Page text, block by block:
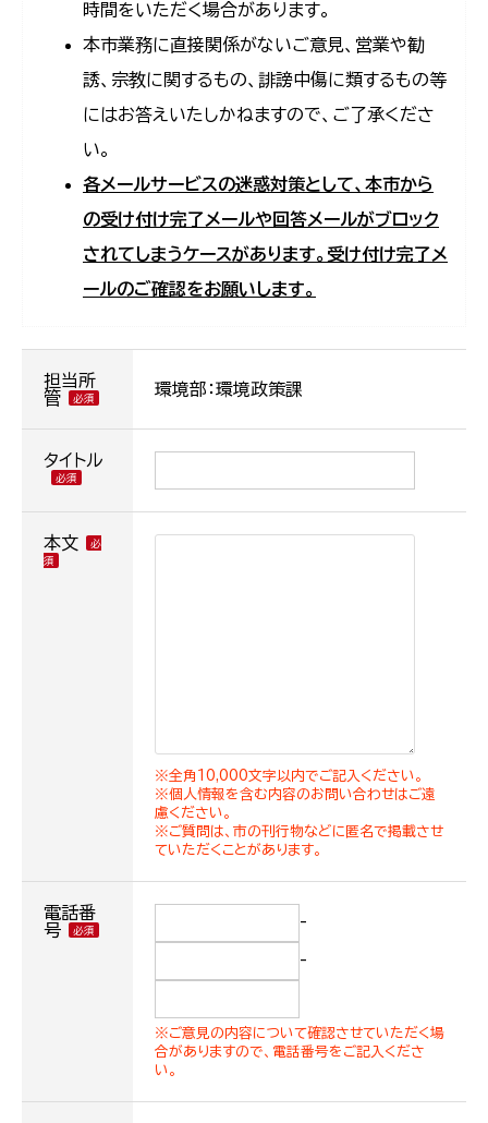
時間をいただく場合があります。
本市業務に直接関係がないご意見、営業や勧
誘、宗教に関するもの、誹謗中傷に類するもの等
にはお答えいたしかねますので、ご了承くださ
い。
各メールサービスの迷惑対策として、本市から
の受け付け完了メールや回答メールがブロック
されてしまうケースがあります。受け付け完了メ
ールのご確認をお願いします。
担当所
管
環境部：環境政策課
タイトル
本文
※全角10,000文字以内でご記入ください。
※個人情報を含む内容のお問い合わせはご遠
慮ください。
※ご質問は、市の刊行物などに匿名で掲載させ
ていただくことがあります。
電話番
号
-
-
※ご意見の内容について確認させていただく場
合がありますので、電話番号をご記入くださ
い。